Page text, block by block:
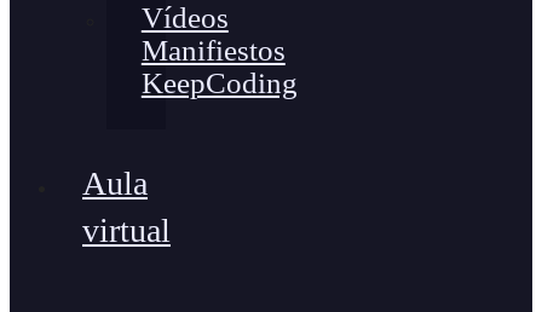
Vídeos
Manifiestos
KeepCoding
Aula
virtual